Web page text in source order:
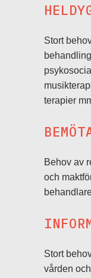
Stort
terapier
Behov av
och
Stort
vården